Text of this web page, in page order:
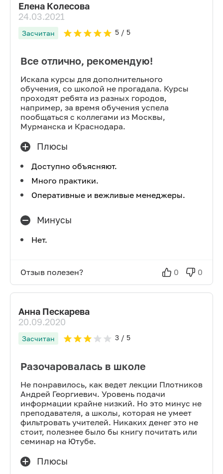
Елена Колесова
24.03.2021
Засчитан 5/ 5
Все отлично, рекомендую!
Искала курсы для дополнительного
обучения, со школой не прогадала. Курсы
проходят ребята из разных городов,
например, за время обучения успела
пообщаться с коллегами из Москвы,
Мурманска и Краснодара.
Плюсы
Доступно объясняют.
Много практики.
Оперативные и вежливые менеджеры.
Минусы
Нет.
Отзыв полезен? 0 0
Анна Пескарева
20.09.2020
Засчитан 3/ 5
Разочаровалась в школе
Не понравилось, как ведет лекции Плотников
Андрей Георгиевич. Уровень подачи
информации крайне низкий. Но это минус не
преподавателя, а школы, которая не умеет
фильтровать учителей. Никаких денег это не
стоит, полезнее было бы книгу почитать или
семинар на Ютубе.
Плюсы